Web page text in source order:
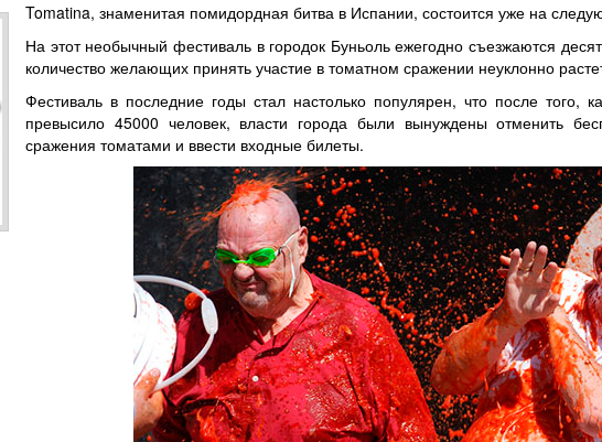
Tomatina, знаменитая помидордная битва в Испании, состоится уже на
На этот необычный фестиваль в городок Буньоль ежегодно съезжаются
количество желающих принять участие в томатном сражении неуклонно
Фестиваль в последние годы стал настолько популярен, что после того,
превысило 45000 человек, власти города были вынуждены отменить
сражения томатами и ввести входные билеты.